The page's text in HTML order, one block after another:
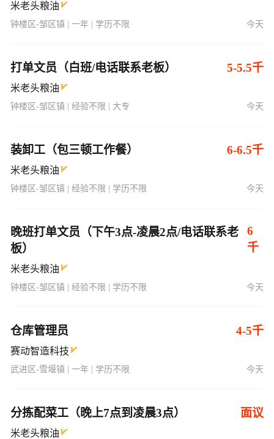
米老头粮油
钟楼区-邹区镇 | 一年 | 学历不限 今天
打单文员（白班/电话联系老板） 5-5.5千
米老头粮油
钟楼区-邹区镇 | 经验不限 | 大专 今天
装卸工（包三顿工作餐） 6-6.5千
米老头粮油
钟楼区-邹区镇 | 经验不限 | 学历不限 今天
晚班打单文员（下午3点-凌晨2点/电话联系老
板）
6
千
米老头粮油
钟楼区-邹区镇 | 经验不限 | 学历不限 今天
仓库管理员 4-5千
赛动智造科技
武进区-雪堰镇 | 一年 | 学历不限 今天
分拣配菜工（晚上7点到凌晨3点） 面议
米老头粮油